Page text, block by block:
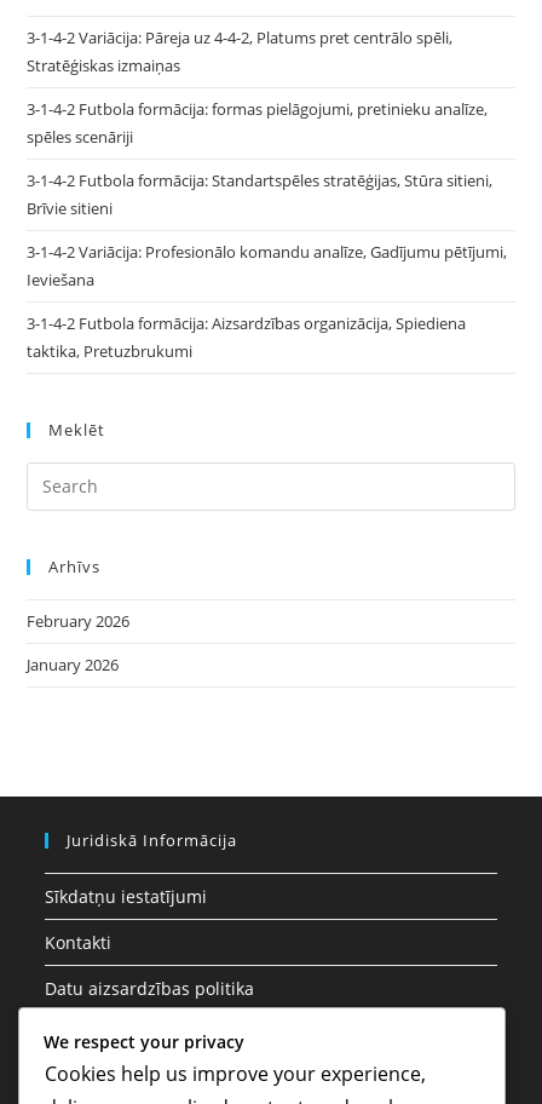
3-1-4-2 Variācija: Pāreja uz 4-4-2, Platums pret centrālo spēli,
Stratēģiskas izmaiņas
3-1-4-2 Futbola formācija: formas pielāgojumi, pretinieku analīze,
spēles scenāriji
3-1-4-2 Futbola formācija: Standartspēles stratēģijas, Stūra sitieni,
Brīvie sitieni
3-1-4-2 Variācija: Profesionālo komandu analīze, Gadījumu pētījumi,
Ieviešana
3-1-4-2 Futbola formācija: Aizsardzības organizācija, Spiediena
taktika, Pretuzbrukumi
Meklēt
Arhīvs
February 2026
January 2026
Juridiskā Informācija
Sīkdatņu iestatījumi
Kontakti
Datu aizsardzības politika
Noteikumi un nosacījumi
Par mums
We respect your privacy
Cookies help us improve your experience,